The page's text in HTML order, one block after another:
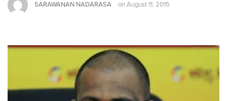
SARAWANAN NADARASA on August 11, 2015